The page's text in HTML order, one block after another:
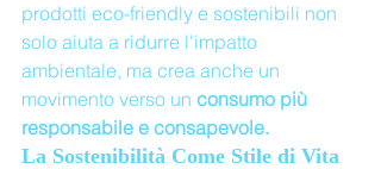
prodotti eco-friendly e sostenibili non
solo aiuta a ridurre l'impatto
ambientale, ma crea anche un
movimento verso un consumo più
responsabile e consapevole.
La Sostenibilità Come Stile di Vita